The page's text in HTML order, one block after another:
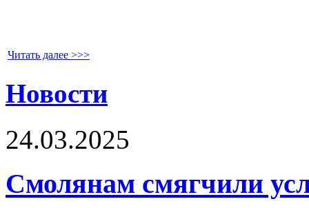
Читать далее >>>
Новости
24.03.2025
Смолянам смягчили